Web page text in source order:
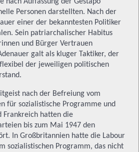
nach Auffassung der Gestapo
Personen darstellten. Nach der
einer der bekanntesten Politiker
Sein patriarchalischer Habitus
und Bürger Vertrauen
galt als kluger Taktiker, der
der jeweiligen politischen
nach der Befreiung vom
für sozialistische Programme und
Frankreich hatten die
bis zum Mai 1947 den
In Großbritannien hatte die Labour
sozialistischen Programm, das nicht